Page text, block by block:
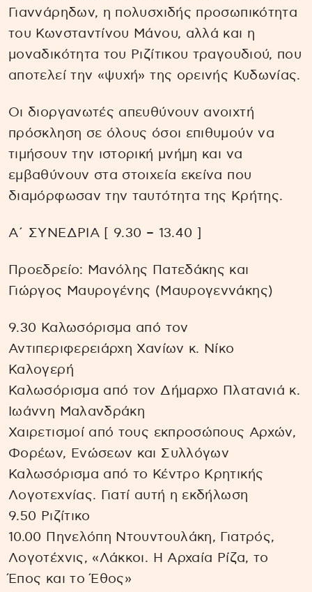
Γιαννάρηδων, η πολυσχιδής προσωπικότητα
του Κωνσταντίνου Μάνου, αλλά και η
μοναδικότητα του Ριζίτικου τραγουδιού, που
αποτελεί την «ψυχή» της ορεινής Κυδωνίας.
Οι διοργανωτές απευθύνουν ανοιχτή
πρόσκληση σε όλους όσοι επιθυμούν να
τιμήσουν την ιστορική μνήμη και να
εμβαθύνουν στα στοιχεία εκείνα που
διαμόρφωσαν την ταυτότητα της Κρήτης.
Α΄ ΣΥΝΕΔΡΙΑ [ 9.30 – 13.40 ]
Προεδρείο: Μανόλης Πατεδάκης και
Γιώργος Μαυρογένης (Μαυρογεννάκης)
9.30 Καλωσόρισμα από τον
Αντιπεριφερειάρχη Χανίων κ. Νίκο
Καλογερή
Καλωσόρισμα από τον Δήμαρχο Πλατανιά κ.
Ιωάννη Μαλανδράκη
Χαιρετισμοί από τους εκπροσώπους Αρχών,
Φορέων, Ενώσεων και Συλλόγων
Καλωσόρισμα από το Κέντρο Κρητικής
Λογοτεχνίας. Γιατί αυτή η εκδήλωση
9.50 Ριζίτικο
10.00 Πηνελόπη Ντουντουλάκη, Γιατρός,
Λογοτέχνις, «Λάκκοι. Η Αρχαία Ρίζα, το
Έπος και το Έθος»